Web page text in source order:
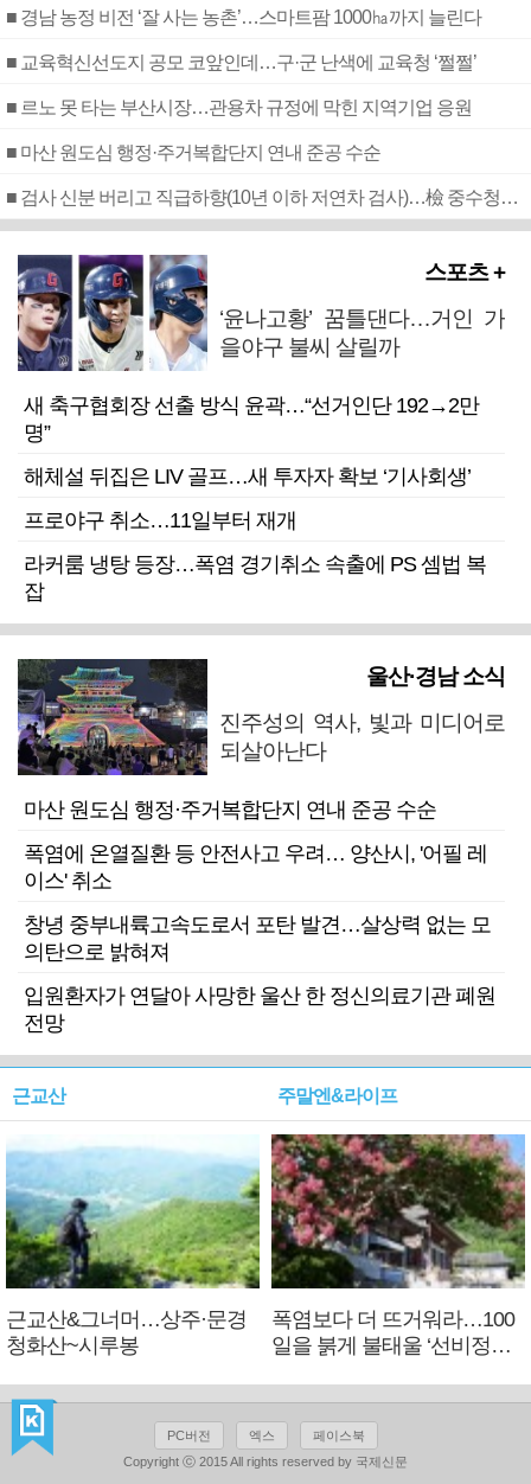
■ 경남 농정 비전 ‘잘 사는 농촌’…스마트팜 1000㏊까지 늘린다
■ 교육혁신선도지 공모 코앞인데…구·군 난색에 교육청 ‘쩔쩔’
■ 르노 못 타는 부산시장…관용차 규정에 막힌 지역기업 응원
■ 마산 원도심 행정·주거복합단지 연내 준공 수순
■ 검사 신분 버리고 직급하향(10년 이하 저연차 검사)…檢 중수청행 기피
스포츠 +
‘윤나고황’ 꿈틀댄다…거인 가
을야구 불씨 살릴까
새 축구협회장 선출 방식 윤곽…“선거인단 192→2만
명”
해체설 뒤집은 LIV 골프…새 투자자 확보 ‘기사회생’
프로야구 취소…11일부터 재개
라커룸 냉탕 등장…폭염 경기취소 속출에 PS 셈법 복
잡
울산·경남 소식
진주성의 역사, 빛과 미디어로
되살아난다
마산 원도심 행정·주거복합단지 연내 준공 수순
폭염에 온열질환 등 안전사고 우려… 양산시, '어필 레
이스' 취소
창녕 중부내륙고속도로서 포탄 발견…살상력 없는 모
의탄으로 밝혀져
입원환자가 연달아 사망한 울산 한 정신의료기관 폐원
전망
근교산
근교산&그너머…상주·문경
청화산~시루봉
주말엔&라이프
폭염보다 더 뜨거워라…100
일을 붉게 불태울 ‘선비정신’
PC버전 엑스
페이스북
Copyright ⓒ 2015 All rights reserved by 국제신문